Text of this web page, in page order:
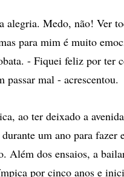
alegria. Medo, não! Ver
para mim é muito
- Fiquei feliz por ter
passar mal - acrescentou.
ao ter deixado a
um ano para fazer
Além dos ensaios, a
por cinco anos e